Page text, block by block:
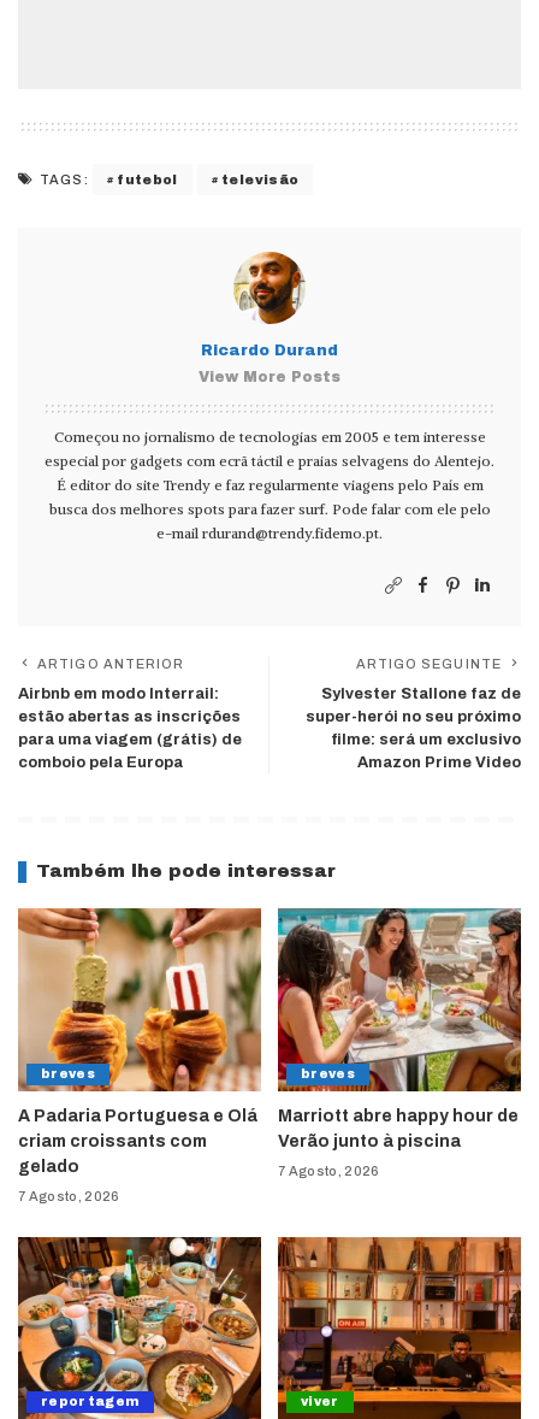
TAGS: futebol televisão
Ricardo Durand
View More Posts
Começou no jornalismo de tecnologias em 2005 e tem interesse
especial por gadgets com ecrã táctil e praias selvagens do Alentejo.
É editor do site Trendy e faz regularmente viagens pelo País em
busca dos melhores spots para fazer surf. Pode falar com ele pelo
e-mail rdurand@trendy.fidemo.pt.
ARTIGO ANTERIOR
Airbnb em modo Interrail:
estão abertas as inscrições
para uma viagem (grátis) de
comboio pela Europa
ARTIGO SEGUINTE
Sylvester Stallone faz de
super-herói no seu próximo
filme: será um exclusivo
Amazon Prime Video
Também lhe pode interessar
breves
A Padaria Portuguesa e Olá
criam croissants com
gelado
7 Agosto, 2026
breves
Marriott abre happy hour de
Verão junto à piscina
7 Agosto, 2026
reportagem viver